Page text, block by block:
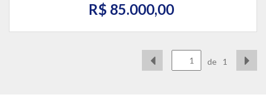
R$ 85.000,00
de 1